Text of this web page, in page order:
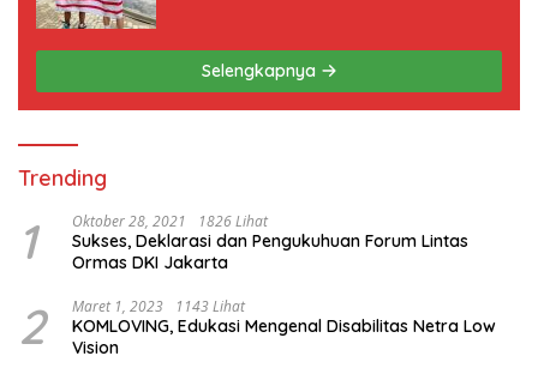
Selengkapnya
Trending
1 Oktober 28, 2021 1826 Lihat
Sukses, Deklarasi dan Pengukuhuan Forum Lintas
Ormas DKI Jakarta
2 Maret 1, 2023 1143 Lihat
KOMLOVING, Edukasi Mengenal Disabilitas Netra Low
Vision